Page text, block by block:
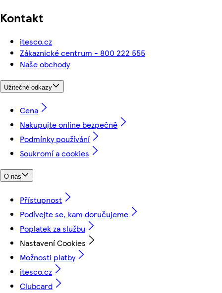
Kontakt
itesco.cz
Zákaznické centrum - 800 222 555
Naše obchody
Užitečné odkazy
Cena
Nakupujte online bezpečně
Podmínky používání
Soukromí a cookies
O nás
Přístupnost
Podívejte se, kam doručujeme
Poplatek za službu
Nastavení Cookies
Možnosti platby
itesco.cz
Clubcard